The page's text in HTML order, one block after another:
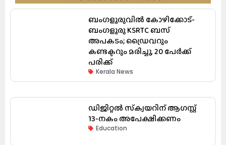
ബംഗളൂരുവിൽ കോഴിക്കോട്-
ബംഗളൂരു KSRTC ബസ്
അപകടം; ഡ്രൈവറും
കണ്ടക്ടറും മരിച്ചു, 20 പേർക്ക്
പരിക്ക്
Kerala News
ഡിജിറ്റൽ സ്‌ക്വയറിന് ആഗസ്റ്റ്
13-നകം അപേക്ഷിക്കണം
Education